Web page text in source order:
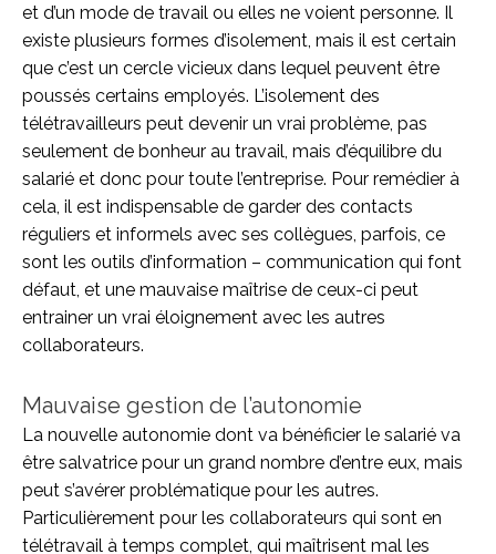
et d’un mode de travail ou elles ne voient personne. Il
existe plusieurs formes d’isolement, mais il est certain
que c’est un cercle vicieux dans lequel peuvent être
poussés certains employés. L’isolement des
télétravailleurs peut devenir un vrai problème, pas
seulement de bonheur au travail, mais d’équilibre du
salarié et donc pour toute l’entreprise. Pour remédier à
cela, il est indispensable de garder des contacts
réguliers et informels avec ses collègues, parfois, ce
sont les outils d’information – communication qui font
défaut, et une mauvaise maîtrise de ceux-ci peut
entrainer un vrai éloignement avec les autres
collaborateurs.
Mauvaise gestion de l’autonomie
La nouvelle autonomie dont va bénéficier le salarié va
être salvatrice pour un grand nombre d’entre eux, mais
peut s’avérer problématique pour les autres.
Particulièrement pour les collaborateurs qui sont en
télétravail à temps complet, qui maîtrisent mal les